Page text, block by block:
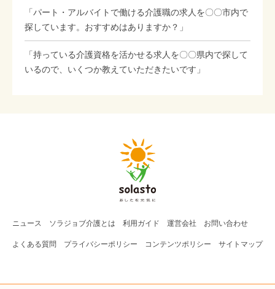
「パート・アルバイトで働ける介護職の求人を〇〇市内で
探しています。おすすめはありますか？」
「持っている介護資格を活かせる求人を〇〇県内で探して
いるので、いくつか教えていただきたいです」
ニュース ソラジョブ介護とは 利用ガイド 運営会社 お問い合わせ
よくある質問 プライバシーポリシー コンテンツポリシー サイトマップ